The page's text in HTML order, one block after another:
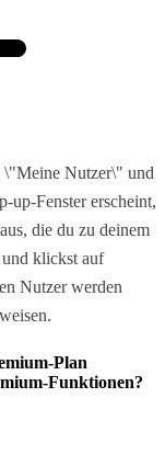
\"Meine Nutzer\" und
up-Fenster erscheint,
die du zu deinem
klickst auf
Nutzer werden
Plan
Funktionen?